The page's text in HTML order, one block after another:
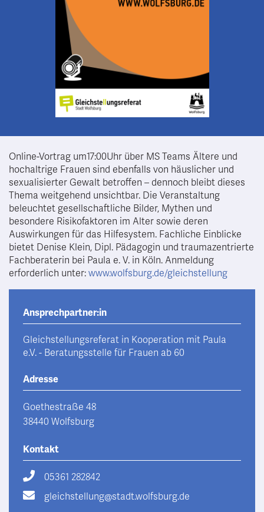
Online-Vortrag um17:00Uhr über MS Teams Ältere und
hochaltrige Frauen sind ebenfalls von häuslicher und
sexualisierter Gewalt betroffen – dennoch bleibt dieses
Thema weitgehend unsichtbar. Die Veranstaltung
beleuchtet gesellschaftliche Bilder, Mythen und
besondere Risikofaktoren im Alter sowie deren
Auswirkungen für das Hilfesystem. Fachliche Einblicke
bietet Denise Klein, Dipl. Pädagogin und traumazentrierte
Fachberaterin bei Paula e. V. in Köln. Anmeldung
erforderlich unter: www.wolfsburg.de/gleichstellung
Ansprechpartner:in
Gleichstellungsreferat in Kooperation mit Paula
e.V. - Beratungsstelle für Frauen ab 60
Adresse
Goethestraße 48
38440 Wolfsburg
Kontakt
05361 282842
gleichstellung@stadt.wolfsburg.de